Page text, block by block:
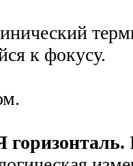
к фокусу.